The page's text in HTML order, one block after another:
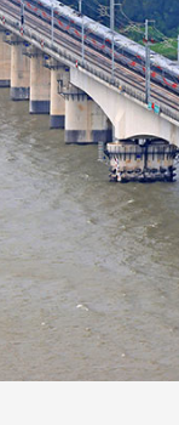
大国智造
CCTV.节